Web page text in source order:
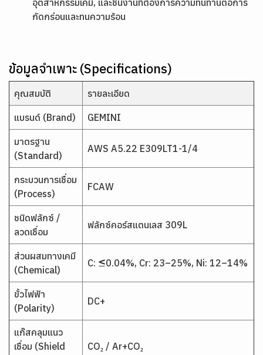
อุตสาหกรรมเคมี, และชิ้นงานที่ต้องการความทนทานต่อการ
กัดกร่อนและทนความร้อน
ข้อมูลจำเพาะ (Specifications)
คุณสมบัติ รายละเอียด
แบรนด์ (Brand) GEMINI
มาตรฐาน
(Standard)
AWS A5.22 E309LT1-1/4
กระบวนการเชื่อม
(Process)
FCAW
ชนิดฟลักซ์ /
ลวดเชื่อม
ฟลักซ์คอร์สแตนเลส 309L
ส่วนผสมทางเคมี
(Chemical)
C: ≤0.04%, Cr: 23–25%, Ni: 12–14%
ขั้วไฟฟ้า
(Polarity)
DC+
แก๊สคลุมแนว
เชื่อม (Shield
CO₂ / Ar+CO₂